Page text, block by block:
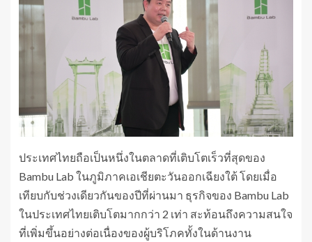
ประเทศไทยถือเป็นหนึ่งในตลาดที่เติบโตเร็วที่สุดของ
Bambu Lab ในภูมิภาคเอเชียตะวันออกเฉียงใต้ โดยเมื่อ
เทียบกับช่วงเดียวกันของปีที่ผ่านมา ธุรกิจของ Bambu Lab
ในประเทศไทยเติบโตมากกว่า 2 เท่า สะท้อนถึงความสนใจ
ที่เพิ่มขึ้นอย่างต่อเนื่องของผู้บริโภคทั้งในด้านงาน